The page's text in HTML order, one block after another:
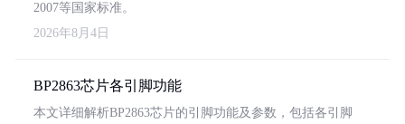
2007等国家标准。
2026年8月4日
BP2863芯片各引脚功能
本文详细解析BP2863芯片的引脚功能及参数，包括各引脚